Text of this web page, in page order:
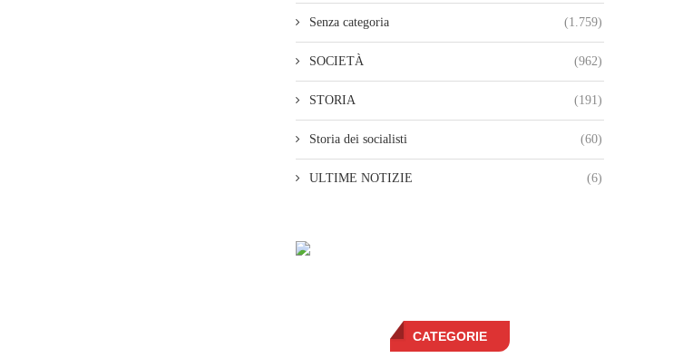
Senza categoria (1.759)
SOCIETÀ (962)
STORIA (191)
Storia dei socialisti (60)
ULTIME NOTIZIE (6)
CATEGORIE